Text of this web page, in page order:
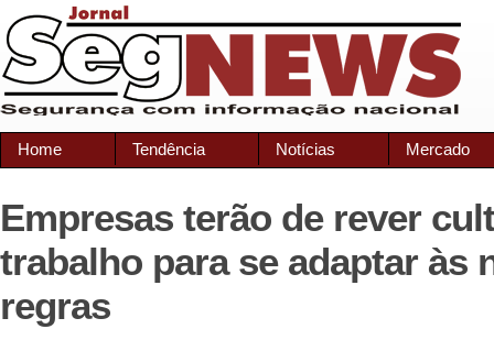
Home Tendência Notícias Mercado
Empresas terão de rever
trabalho para se adaptar às
regras